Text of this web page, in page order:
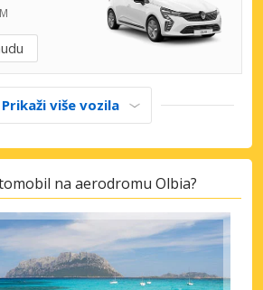
M
Prikaži više vozila
na aerodromu Olbia?